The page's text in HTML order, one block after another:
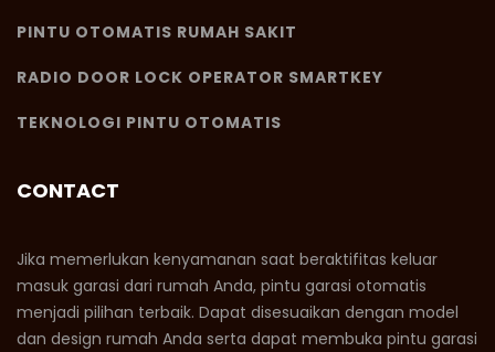
PINTU OTOMATIS RUMAH SAKIT
RADIO DOOR LOCK OPERATOR SMARTKEY
TEKNOLOGI PINTU OTOMATIS
CONTACT
Jika memerlukan kenyamanan saat beraktifitas keluar
masuk garasi dari rumah Anda, pintu garasi otomatis
menjadi pilihan terbaik. Dapat disesuaikan dengan model
dan design rumah Anda serta dapat membuka pintu garasi